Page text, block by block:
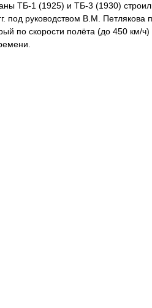
ТБ-1 (1925) и ТБ-3 (1930)
под руководством В.М. Петлякова
по скорости полёта (до 450 км/ч)